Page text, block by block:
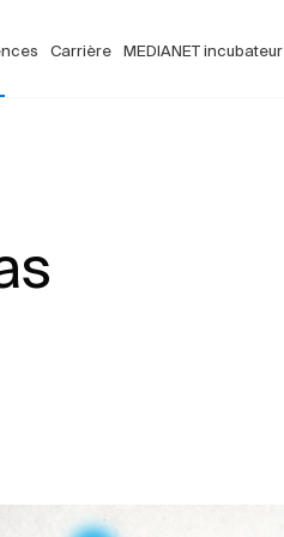
Carrière MEDIANET incubateur